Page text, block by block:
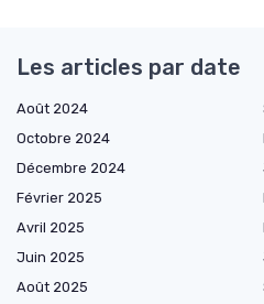
Les articles par date
Août 2024
Octobre 2024
Décembre 2024
Février 2025
Avril 2025
Juin 2025
Août 2025